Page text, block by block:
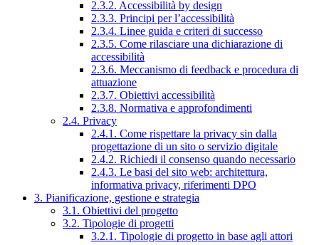
2.3.2. Accessibilità by design
2.3.3. Principi per l’accessibilità
2.3.4. Linee guida e criteri di successo
2.3.5. Come rilasciare una dichiarazione di
accessibilità
2.3.6. Meccanismo di feedback e procedura di
attuazione
2.3.7. Obiettivi accessibilità
2.3.8. Normativa e approfondimenti
2.4. Privacy
2.4.1. Come rispettare la privacy sin dalla
progettazione di un sito o servizio digitale
2.4.2. Richiedi il consenso quando necessario
2.4.3. Le basi del sito web: architettura,
informativa privacy, riferimenti DPO
3. Pianificazione, gestione e strategia
3.1. Obiettivi del progetto
3.2. Tipologie di progetti
3.2.1. Tipologie di progetto in base agli attori